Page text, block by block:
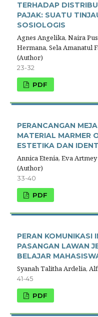
TERHADAP
PAJAK: SUATU
SOSIOLOGIS
Agnes Angelika, Naira
Hermana, Sela Amanatul
(Author)
23-32
PDF
PERANCANGAN
MATERIAL MARMER
ESTETIKA DAN
Annica Etenia, Eva
(Author)
33-40
PDF
PERAN KOMUNIKASI
PASANGAN LAWAN
BELAJAR
Syanah Talitha Ardelia,
41-45
PDF